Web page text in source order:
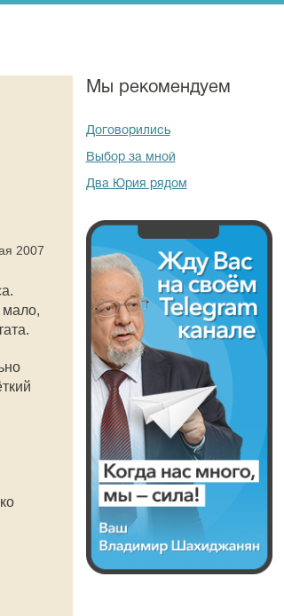
2007
мало,
Мы рекомендуем
Договорились
Выбор за мной
Два Юрия рядом